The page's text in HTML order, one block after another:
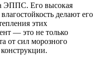
ЭППС. Его высокая
делают его
этих
— это не только
от сил морозного